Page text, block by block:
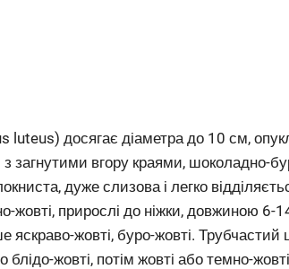
досягає діаметра до 10 см,
з загнутими вгору краями, шоколадно-
дуже слизова і легко
жовті, прирослі до ніжки, довжиною 6-
яскраво-жовті, буро-жовті.
жовті, потім жовті або темно-жовті,